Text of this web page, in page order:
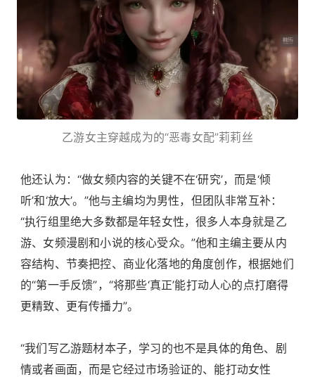
乙游女主穿越成为的“恶毒女配”莉莉丝
他还认为：“做女频内容的关键不在‘研究’，而是‘倾
听’和‘放大’。”他与主编均为男性，但团队非常互补：
“执行组里绝大多数都是年轻女性，很多人本身就是乙
游、女频漫剧和小说的核心受众。”他和主编主要从内
容结构、节奏把控、商业化落地的角度创作，根据她们
的“第一手反馈”，“将那些‘真正’能打动人心的点打磨得
更精致、更有传播力”。
“我们写乙游题材本子，学习的也不是具体的角色、剧
情或者画面，而是它经过市场验证的、能打动女性